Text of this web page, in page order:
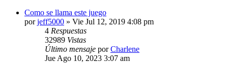
Como se llama este juego
porjeff5000 » Vie Jul 12, 2019 4:08 pm
4 Respuestas
32989 Vistas
Último mensaje porCharlene
Jue Ago 10, 2023 3:07 am